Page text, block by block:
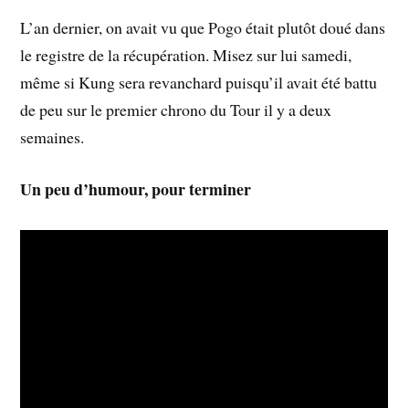
L’an dernier, on avait vu que Pogo était plutôt doué dans
le registre de la récupération. Misez sur lui samedi,
même si Kung sera revanchard puisqu’il avait été battu
de peu sur le premier chrono du Tour il y a deux
semaines.
Un peu d’humour, pour terminer